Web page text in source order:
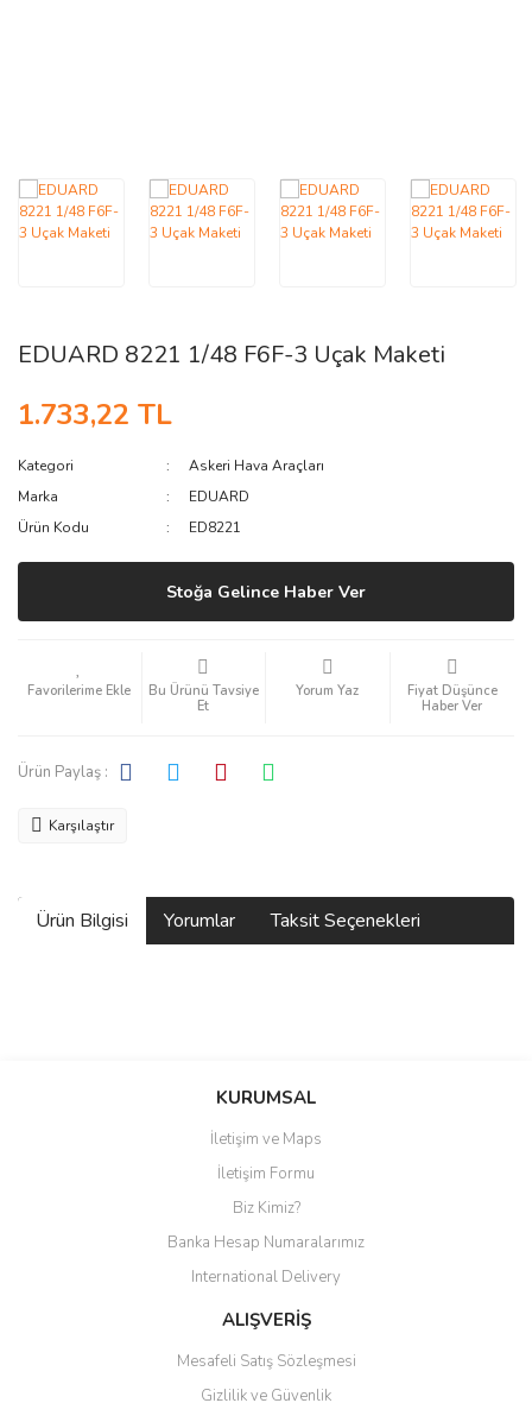
EDUARD 8221 1/48 F6F-3 Uçak Maketi
1.733,22 TL
Kategori
Askeri Hava Araçları
Marka
EDUARD
Ürün Kodu
ED8221
Stoğa Gelince Haber Ver
Bu Ürünü Tavsiye
Et
Yorum Yaz
Fiyat Düşünce
Haber Ver
Ürün Paylaş :
Karşılaştır
Ürün Bilgisi Yorumlar Taksit Seçenekleri
Bu ürüne ilk yorumu siz yapın!
Yorum Yaz
KURUMSAL
İletişim ve Maps
İletişim Formu
Biz Kimiz?
Banka Hesap Numaralarımız
International Delivery
ALIŞVERİŞ
Mesafeli Satış Sözleşmesi
Gizlilik ve Güvenlik
TEKNİK KİTAP ve KATALOGLAR